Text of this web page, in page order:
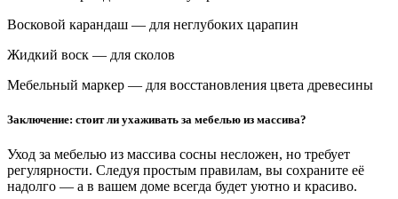
Восковой карандаш — для неглубоких царапин
Жидкий воск — для сколов
Мебельный маркер — для восстановления цвета древесины
Заключение: стоит ли ухаживать за мебелью из массива?
Уход за мебелью из массива сосны несложен, но требует
регулярности. Следуя простым правилам, вы сохраните её
надолго — а в вашем доме всегда будет уютно и красиво.